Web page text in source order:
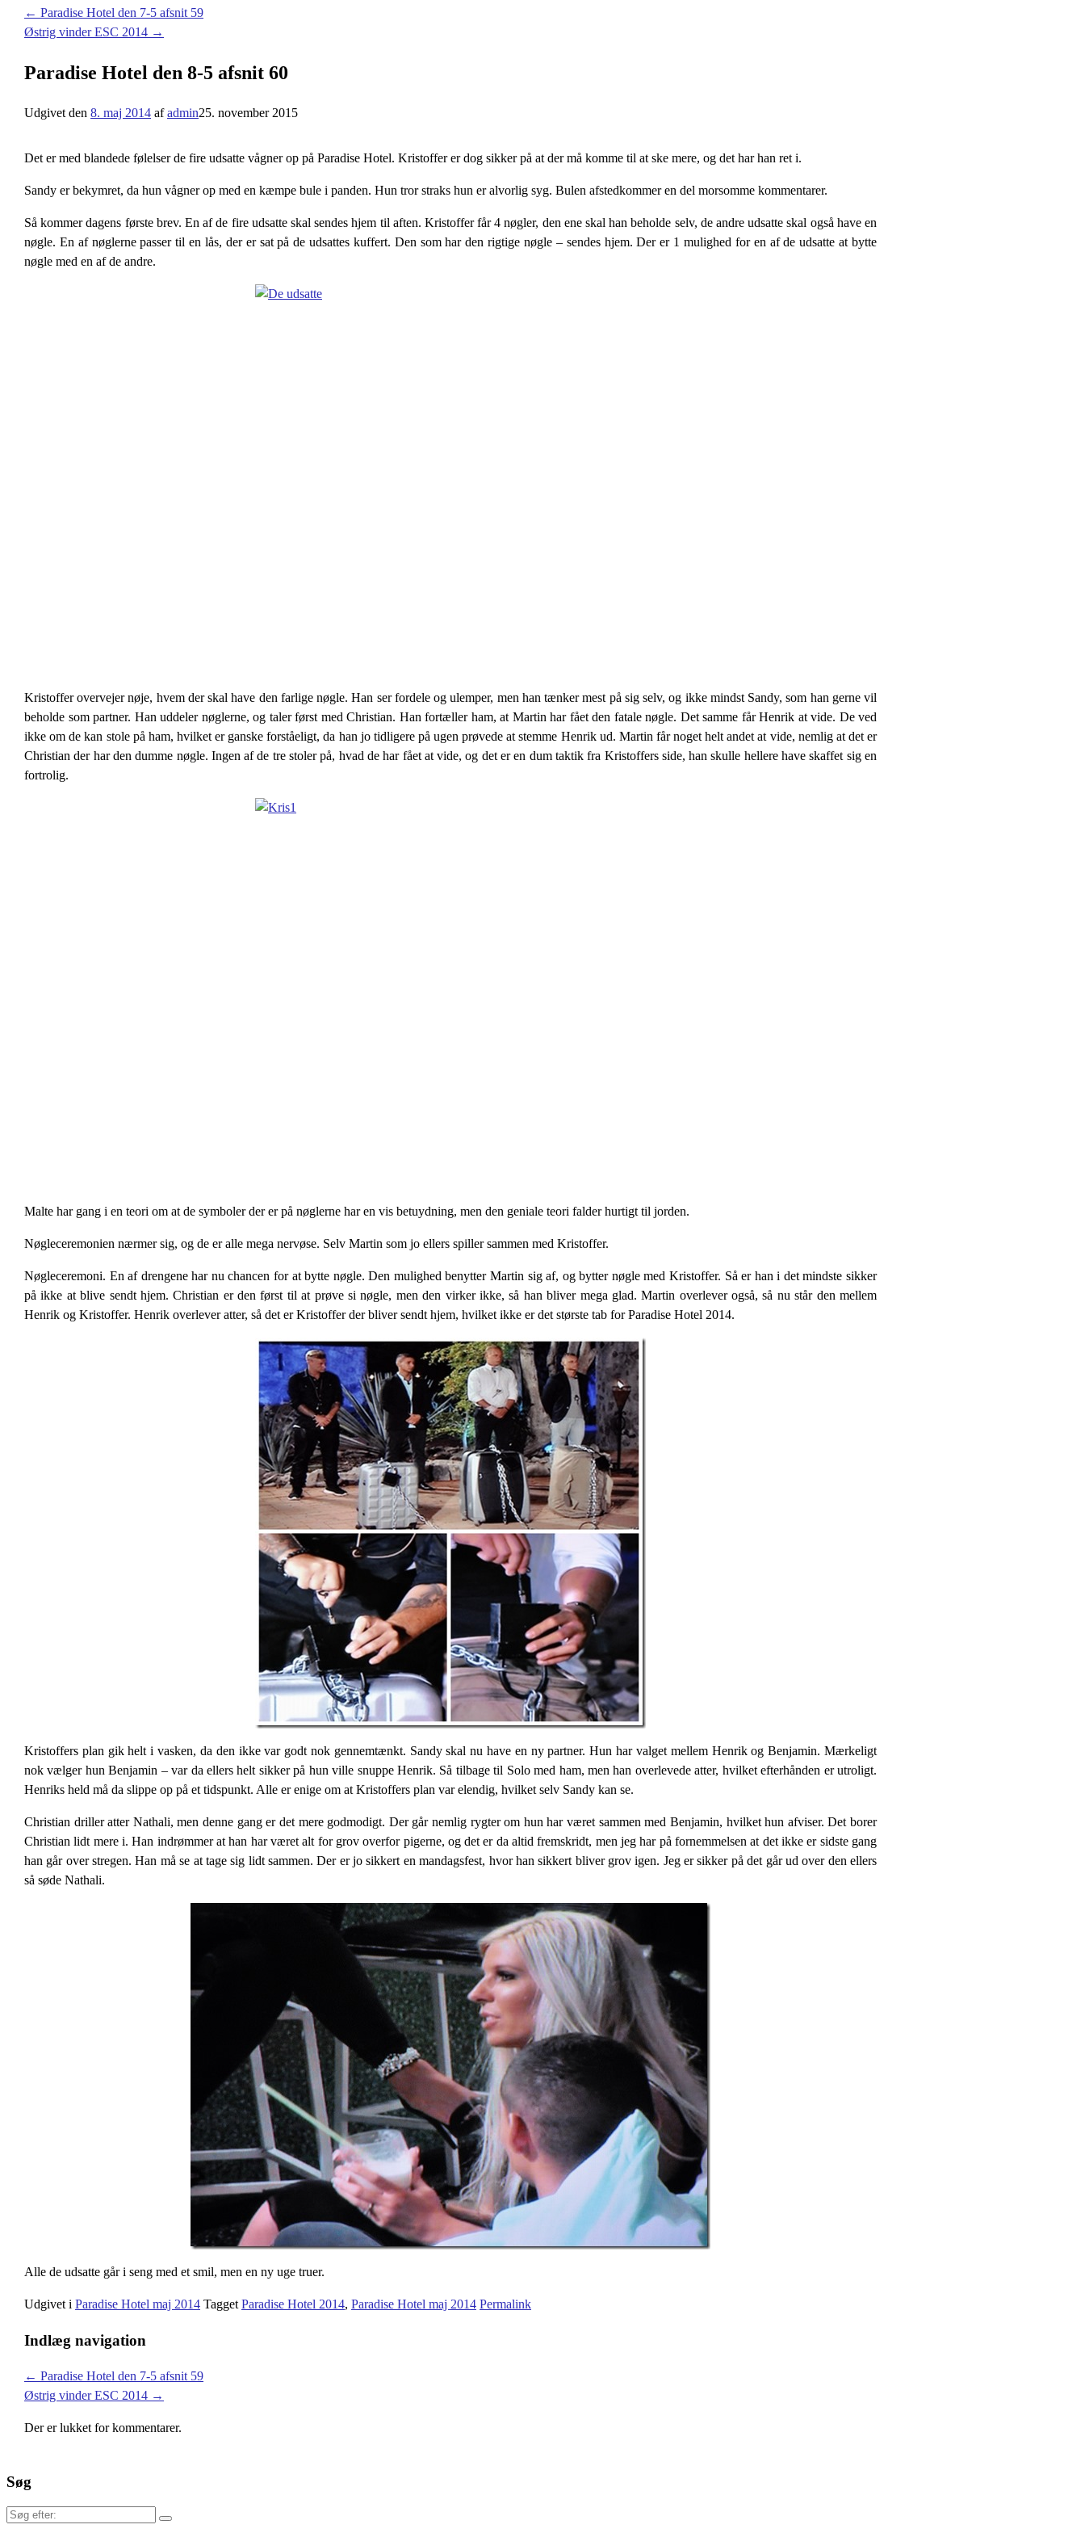
← Paradise Hotel den 7-5 afsnit 59
Østrig vinder ESC 2014 →
Paradise Hotel den 8-5 afsnit 60
Udgivet den 8. maj 2014 afadmin25. november 2015
Det er med blandede følelser de fire udsatte vågner op på Paradise Hotel. Kristoffer er dog sikker på at der må komme til at ske mere, og det har han ret i.
Sandy er bekymret, da hun vågner op med en kæmpe bule i panden. Hun tror straks hun er alvorlig syg. Bulen afstedkommer en del morsomme kommentarer.
Så kommer dagens første brev. En af de fire udsatte skal sendes hjem til aften. Kristoffer får 4 nøgler, den ene skal han beholde selv, de andre udsatte skal også have en
nøgle. En af nøglerne passer til en lås, der er sat på de udsattes kuffert. Den som har den rigtige nøgle – sendes hjem. Der er 1 mulighed for en af de udsatte at bytte
nøgle med en af de andre.
Kristoffer overvejer nøje, hvem der skal have den farlige nøgle. Han ser fordele og ulemper, men han tænker mest på sig selv, og ikke mindst Sandy, som han gerne vil
beholde som partner. Han uddeler nøglerne, og taler først med Christian. Han fortæller ham, at Martin har fået den fatale nøgle. Det samme får Henrik at vide. De ved
ikke om de kan stole på ham, hvilket er ganske forståeligt, da han jo tidligere på ugen prøvede at stemme Henrik ud. Martin får noget helt andet at vide, nemlig at det er
Christian der har den dumme nøgle. Ingen af de tre stoler på, hvad de har fået at vide, og det er en dum taktik fra Kristoffers side, han skulle hellere have skaffet sig en
fortrolig.
Malte har gang i en teori om at de symboler der er på nøglerne har en vis betuydning, men den geniale teori falder hurtigt til jorden.
Nøgleceremonien nærmer sig, og de er alle mega nervøse. Selv Martin som jo ellers spiller sammen med Kristoffer.
Nøgleceremoni. En af drengene har nu chancen for at bytte nøgle. Den mulighed benytter Martin sig af, og bytter nøgle med Kristoffer. Så er han i det mindste sikker
på ikke at blive sendt hjem. Christian er den først til at prøve si nøgle, men den virker ikke, så han bliver mega glad. Martin overlever også, så nu står den mellem
Henrik og Kristoffer. Henrik overlever atter, så det er Kristoffer der bliver sendt hjem, hvilket ikke er det største tab for Paradise Hotel 2014.
Kristoffers plan gik helt i vasken, da den ikke var godt nok gennemtænkt. Sandy skal nu have en ny partner. Hun har valget mellem Henrik og Benjamin. Mærkeligt
nok vælger hun Benjamin – var da ellers helt sikker på hun ville snuppe Henrik. Så tilbage til Solo med ham, men han overlevede atter, hvilket efterhånden er utroligt.
Henriks held må da slippe op på et tidspunkt. Alle er enige om at Kristoffers plan var elendig, hvilket selv Sandy kan se.
Christian driller atter Nathali, men denne gang er det mere godmodigt. Der går nemlig rygter om hun har været sammen med Benjamin, hvilket hun afviser. Det borer
Christian lidt mere i. Han indrømmer at han har været alt for grov overfor pigerne, og det er da altid fremskridt, men jeg har på fornemmelsen at det ikke er sidste gang
han går over stregen. Han må se at tage sig lidt sammen. Der er jo sikkert en mandagsfest, hvor han sikkert bliver grov igen. Jeg er sikker på det går ud over den ellers
så søde Nathali.
Alle de udsatte går i seng med et smil, men en ny uge truer.
Udgivet i Paradise Hotel maj 2014 Tagget Paradise Hotel 2014, Paradise Hotel maj 2014 Permalink
Indlæg navigation
← Paradise Hotel den 7-5 afsnit 59
Østrig vinder ESC 2014 →
Der er lukket for kommentarer.
Søg
Søg